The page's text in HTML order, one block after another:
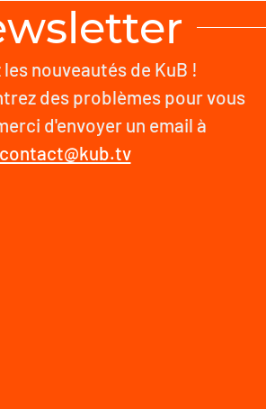
les nouveautés de KuB !
des problèmes pour vous
d'envoyer un email à
contact@kub.tv